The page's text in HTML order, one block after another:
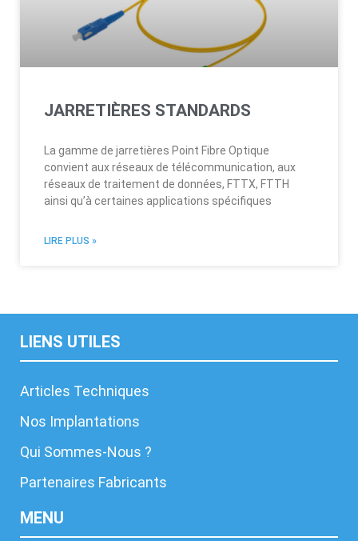
JARRETIÈRES STANDARDS
La gamme de jarretières Point Fibre Optique
convient aux réseaux de télécommunication, aux
réseaux de traitement de données, FTTX, FTTH
ainsi qu’à certaines applications spécifiques
LIRE PLUS »
LIENS UTILES
Articles Techniques
Nos Implantations
Qui Sommes-Nous ?
Partenaires Fabricants
MENU